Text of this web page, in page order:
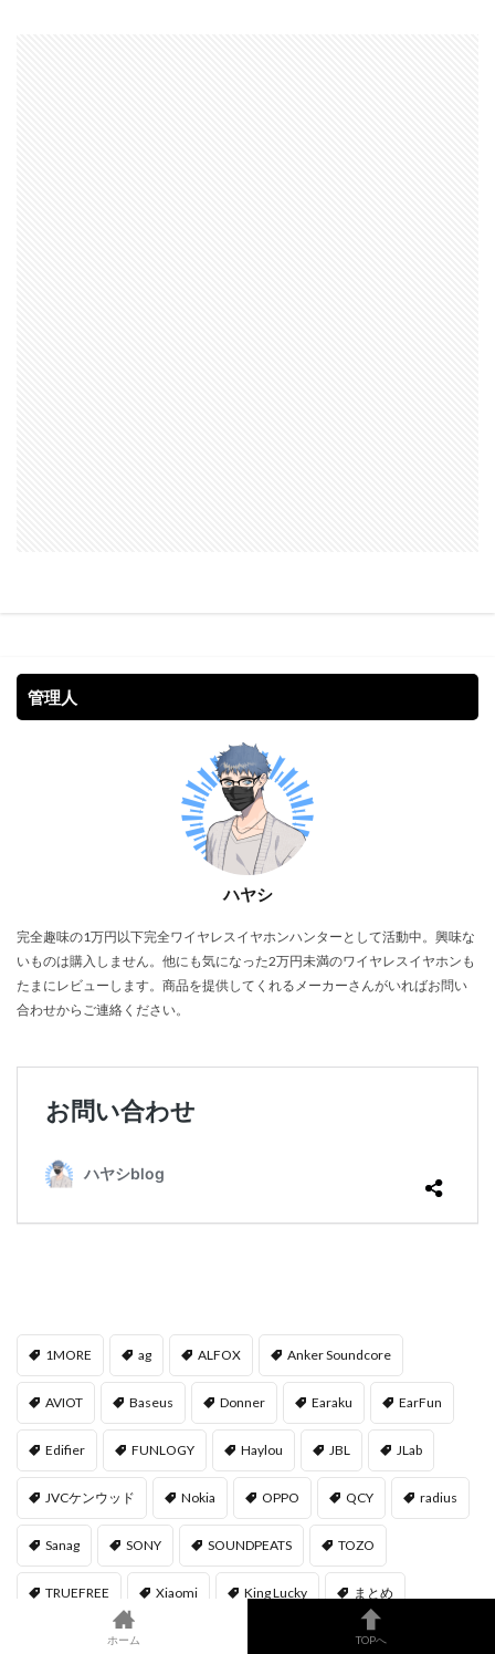
管理人
ハヤシ
完全趣味の1万円以下完全ワイヤレスイヤホンハンターとして活動中。興味な
いものは購入しません。他にも気になった2万円未満のワイヤレスイヤホンも
たまにレビューします。商品を提供してくれるメーカーさんがいればお問い
合わせからご連絡ください。
1MORE ag ALFOX Anker Soundcore
AVIOT Baseus Donner Earaku EarFun
Edifier FUNLOGY Haylou JBL JLab
JVCケンウッド Nokia OPPO QCY radius
Sanag SONY SOUNDPEATS TOZO
TRUEFREE Xiaomi ‎King Lucky まとめ
オーディオテクニカ
ホーム TOPへ